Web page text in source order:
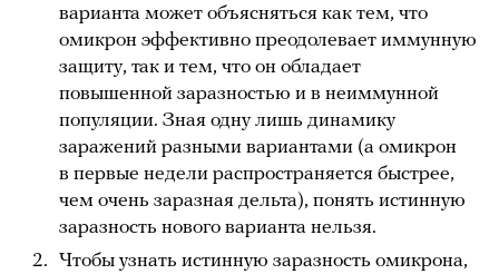
варианта может объясняться как тем, что
омикрон эффективно преодолевает иммунную
защиту, так и тем, что он обладает
повышенной заразностью и в неиммунной
популяции. Зная одну лишь динамику
заражений разными вариантами (а омикрон
в первые недели распространяется быстрее,
чем очень заразная дельта), понять истинную
заразность нового варианта нельзя.
Чтобы узнать истинную заразность омикрона,